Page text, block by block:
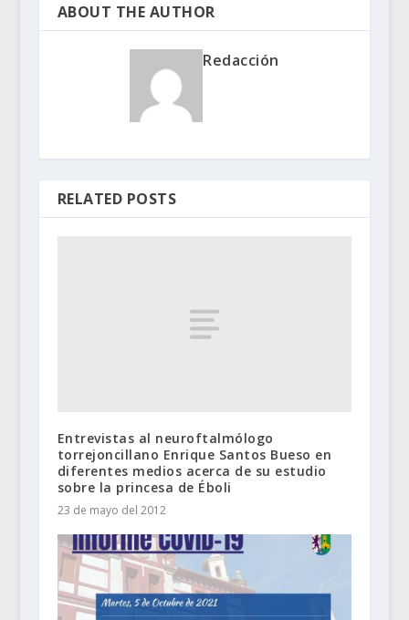
ABOUT THE AUTHOR
Redacción
RELATED POSTS
Entrevistas al neuroftalmólogo
torrejoncillano Enrique Santos Bueso en
diferentes medios acerca de su estudio
sobre la princesa de Éboli
23 de mayo del 2012